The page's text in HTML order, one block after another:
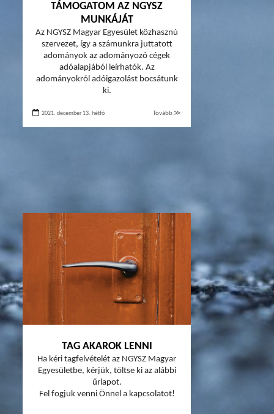
TÁMOGATOM AZ NGYSZ
MUNKÁJÁT
Az NGYSZ Magyar Egyesület közhasznú
szervezet, így a számunkra juttatott
adományok az adományozó cégek
adóalapjából leírhatók. Az
adományokról adóigazolást bocsátunk
ki.
2021. december 13. hétfő Tovább ≫
TAG AKAROK LENNI
Ha kéri tagfelvételét az NGYSZ Magyar
Egyesületbe, kérjük, töltse ki az alábbi
űrlapot.
Fel fogjuk venni Önnel a kapcsolatot!